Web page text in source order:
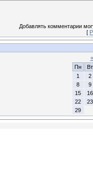
Добавлять комментарии
[
«
Пн
Вт
1
2
8
9
15
16
22
23
29